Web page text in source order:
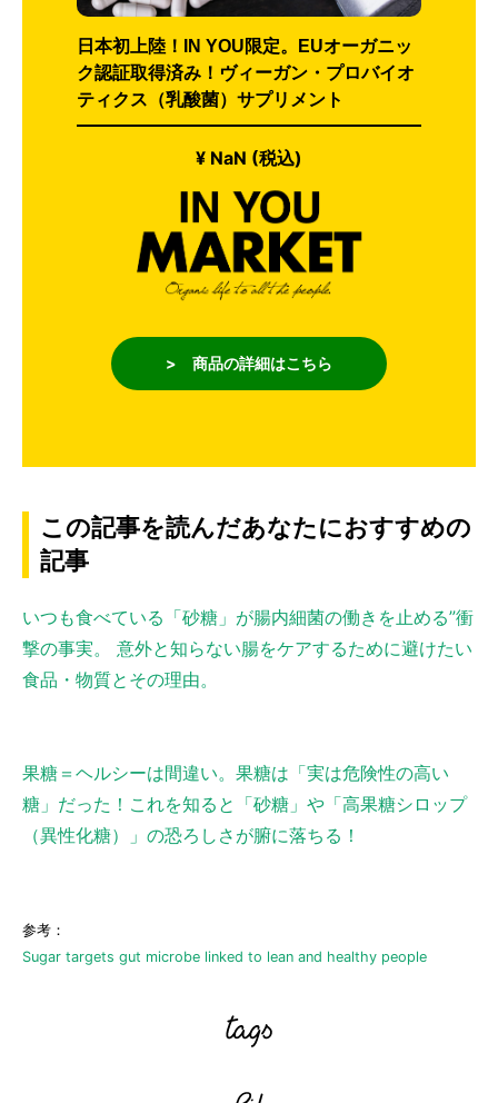
日本初上陸！IN YOU限定。EUオーガニッ
ク認証取得済み！ヴィーガン・プロバイオ
ティクス（乳酸菌）サプリメント
¥ NaN (税込)
> 商品の詳細はこちら
この記事を読んだあなたにおすすめの
記事
いつも食べている「砂糖」が腸内細菌の働きを止める”衝
撃の事実。 意外と知らない腸をケアするために避けたい
食品・物質とその理由。
果糖＝ヘルシーは間違い。果糖は「実は危険性の高い
糖」だった！これを知ると「砂糖」や「高果糖シロップ
（異性化糖）」の恐ろしさが腑に落ちる！
参考：
Sugar targets gut microbe linked to lean and healthy people